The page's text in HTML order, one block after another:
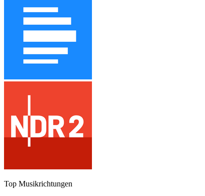
Top Musikrichtungen